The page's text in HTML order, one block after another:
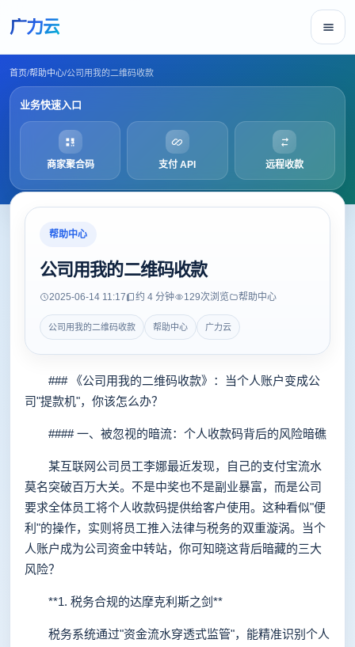
广力云
首页/帮助中心/公司用我的二维码收款
业务快速入口
商家聚合码 支付 API 远程收款
帮助中心
公司用我的二维码收款
2025-06-14 11:17 约 4 分钟 129次浏览 帮助中心
公司用我的二维码收款 帮助中心 广力云
### 《公司用我的二维码收款》：当个人账户变成公
司"提款机"，你该怎么办？
#### 一、被忽视的暗流：个人收款码背后的风险暗礁
某互联网公司员工李娜最近发现，自己的支付宝流水
莫名突破百万大关。不是中奖也不是副业暴富，而是公司
要求全体员工将个人收款码提供给客户使用。这种看似"便
利"的操作，实则将员工推入法律与税务的双重漩涡。当个
人账户成为公司资金中转站，你可知晓这背后暗藏的三大
风险？
**1. 税务合规的达摩克利斯之剑**
税务系统通过"资金流水穿透式监管"，能精准识别个人